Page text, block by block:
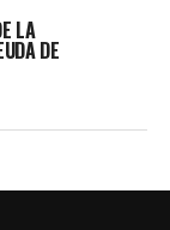
LA
DE